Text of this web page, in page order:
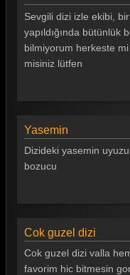
Gönül Dağı 100.
Gönül Dağı 99.
Gönül Dağı 98.
Gönül Dağı 95.
Gönül Dağı 94.
Gönül Dağı 91.
Gönül Dağı 90.
Sevgili dizi izle ekibi,
yapıldığında bütünlük
bilmiyorum herkeste
misiniz lütfen
Yasemin
Dizideki yasemin
bozucu
Cok guzel dizi
Cok guzel dizi valla
favorim hic bitmesin